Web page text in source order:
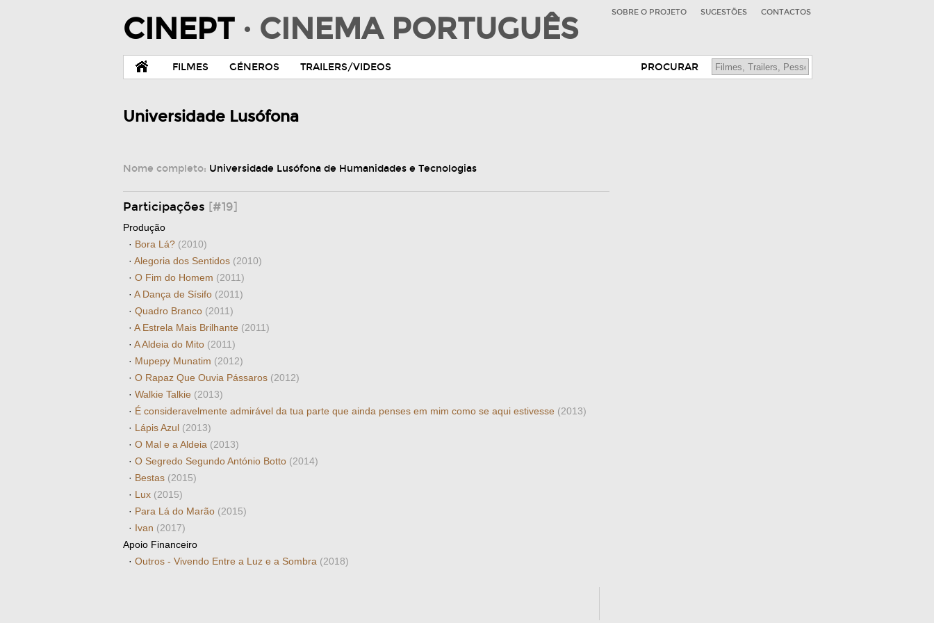
CINEPT · CINEMA PORTUGUÊS SOBRE O PROJETO SUGESTÕES CONTACTOS
FILMES GÉNEROS TRAILERS/VIDEOS PROCURAR
Universidade Lusófona
Nome completo: Universidade Lusófona de Humanidades e Tecnologias
Participações [#19]
Produção
· Bora Lá? (2010)
· Alegoria dos Sentidos (2010)
· O Fim do Homem (2011)
· A Dança de Sísifo (2011)
· Quadro Branco (2011)
· A Estrela Mais Brilhante (2011)
· A Aldeia do Mito (2011)
· Mupepy Munatim (2012)
· O Rapaz Que Ouvia Pássaros (2012)
· Walkie Talkie (2013)
· É consideravelmente admirável da tua parte que ainda penses em mim como se aqui estivesse (2013)
· Lápis Azul (2013)
· O Mal e a Aldeia (2013)
· O Segredo Segundo António Botto (2014)
· Bestas (2015)
· Lux (2015)
· Para Lá do Marão (2015)
· Ivan (2017)
Apoio Financeiro
· Outros - Vivendo Entre a Luz e a Sombra (2018)